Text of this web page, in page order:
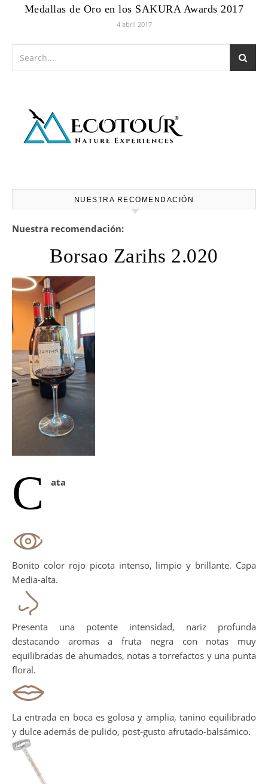
Medallas de Oro en los SAKURA Awards 2017
4 abril 2017
NUESTRA RECOMENDACIÓN
Nuestra recomendación:
Borsao Zarihs 2.020
C ata
Bonito color rojo picota intenso, limpio y brillante. Capa
Media-alta.
Presenta una potente intensidad, nariz profunda
destacando aromas a fruta negra con notas muy
equilibradas de ahumados, notas a torrefactos y una punta
floral.
La entrada en boca es golosa y amplia, tanino equilibrado
y dulce además de pulido, post-gusto afrutado-balsámico.